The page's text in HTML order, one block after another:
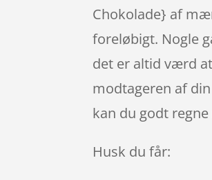
Chokolade} af
foreløbigt. Nogle
det er altid værd
modtageren af
kan du godt
Husk du får: